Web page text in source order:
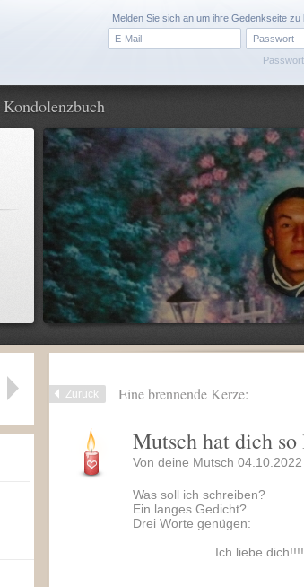
Melden Sie sich an um ihre Gedenkseite zu
Kondolenzbuch
Zurück Eine brennende Kerze:
Mutsch hat dich so
Von deine Mutsch
Was soll ich schreiben?
Ein langes Gedicht?
Drei Worte genügen:
.......................Ich liebe dich!!!!